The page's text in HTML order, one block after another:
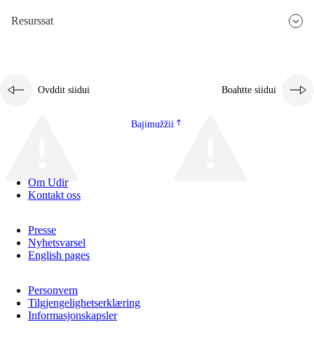
Resurssat
Ovddit siidui Boahtte siidui
Bajimužžii
Om Udir
Kontakt oss
Presse
Nyhetsvarsel
English pages
Personvern
Tilgjengelighetserklæring
Informasjonskapsler